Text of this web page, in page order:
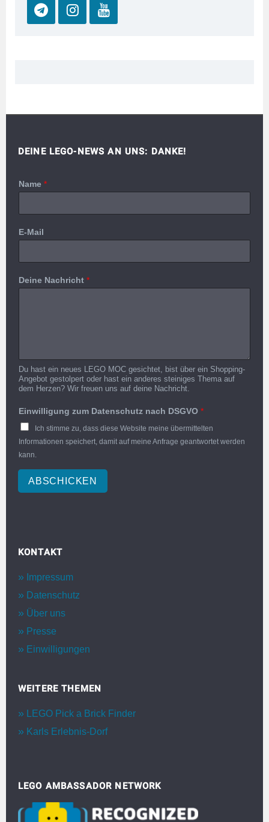
DEINE LEGO-NEWS AN UNS: DANKE!
Name *
E-Mail
Deine Nachricht *
Du hast ein neues LEGO MOC gesichtet, bist über ein Shopping-
Angebot gestolpert oder hast ein anderes steiniges Thema auf
dem Herzen? Wir freuen uns auf deine Nachricht.
Einwilligung zum Datenschutz nach DSGVO *
Ich stimme zu, dass diese Website meine übermittelten
Informationen speichert, damit auf meine Anfrage geantwortet werden
kann.
ABSCHICKEN
KONTAKT
Impressum
Datenschutz
Über uns
Presse
Einwilligungen
WEITERE THEMEN
LEGO Pick a Brick Finder
Karls Erlebnis-Dorf
LEGO AMBASSADOR NETWORK